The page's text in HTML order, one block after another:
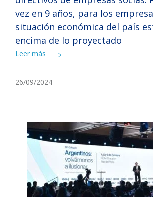
vez en 9 años, para los
situación económica del país
encima de lo proyectado
Leer más
26/09/2024